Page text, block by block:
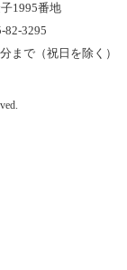
1995番地
82-3295
まで（祝日を除く）